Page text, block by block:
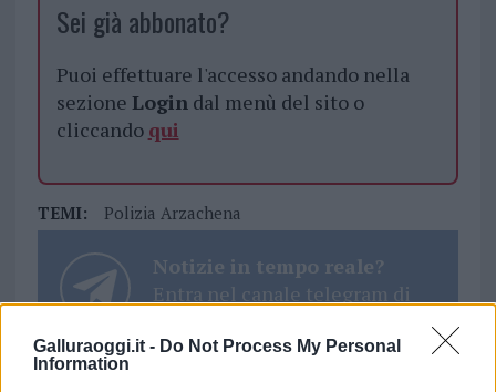
Galluraoggi.it - Do Not Process My Personal
Information
Sei già abbonato?
Puoi effettuare l'accesso andando nella
sezione Logindal menù del sito o
cliccando qui
TEMI: Polizia Arzachena
Notizie in tempo reale?
Entra nel canale telegram di